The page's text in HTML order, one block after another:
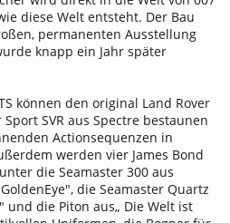
diese Welt entsteht. Der Bau
permanenten Ausstellung
knapp ein Jahr später
können den original Land Rover
SVR aus Spectre bestaunen
Actionsequenzen in
werden vier James Bond
die Seamaster 300 aus
die Seamaster Quartz
die Piton aus„ Die Welt ist